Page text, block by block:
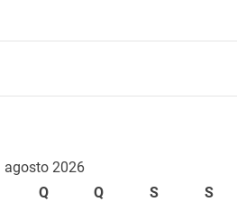
agosto 2026
Q Q S
S